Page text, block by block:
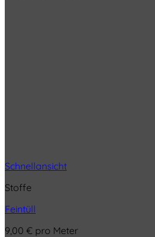
Schnellansicht
Stoffe
Feintüll
9,00 € pro Meter